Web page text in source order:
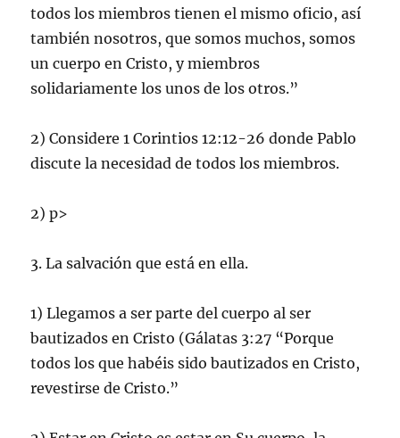
todos los miembros tienen el mismo oficio, así
también nosotros, que somos muchos, somos
un cuerpo en Cristo, y miembros
solidariamente los unos de los otros.”
2) Considere 1 Corintios 12:12-26 donde Pablo
discute la necesidad de todos los miembros.
2) p>
3. La salvación que está en ella.
1) Llegamos a ser parte del cuerpo al ser
bautizados en Cristo (Gálatas 3:27 “Porque
todos los que habéis sido bautizados en Cristo,
revestirse de Cristo.”